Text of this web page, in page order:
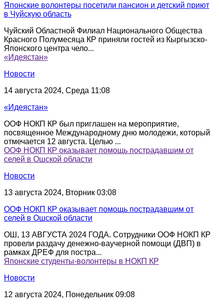
Японские волонтеры посетили пансион и детский приют
в Чуйскую область
Чуйский Областной Филиал Национального Общества
Красного Полумесяца КР приняли гостей из Кыргызско-
Японского центра чело...
«Идеястан»
Новости
14 августа 2024, Среда 11:08
«Идеястан»
ООФ НОКП КР был приглашен на мероприятие,
посвященное Международному дню молодежи, который
отмечается 12 августа. Целью ...
ООФ НОКП КР оказывает помощь пострадавшим от
селей в Ошской области
Новости
13 августа 2024, Вторник 03:08
ООФ НОКП КР оказывает помощь пострадавшим от
селей в Ошской области
ОШ, 13 АВГУСТА 2024 ГОДА. Сотрудники ООФ НОКП КР
провели раздачу денежно-ваучерной помощи (ДВП) в
рамках ДРЕФ для постра...
Японские студенты-волонтеры в НОКП КР
Новости
12 августа 2024, Понедельник 09:08